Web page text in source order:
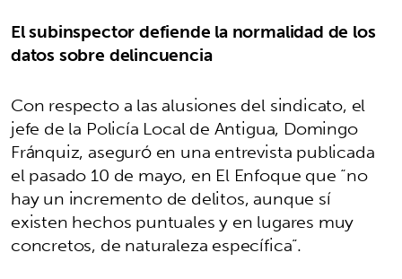
El subinspector defiende la normalidad de los
datos sobre delincuencia
Con respecto a las alusiones del sindicato, el
jefe de la Policía Local de Antigua, Domingo
Fránquiz, aseguró en una entrevista publicada
el pasado 10 de mayo, en El Enfoque que “no
hay un incremento de delitos, aunque sí
existen hechos puntuales y en lugares muy
concretos, de naturaleza específica”.